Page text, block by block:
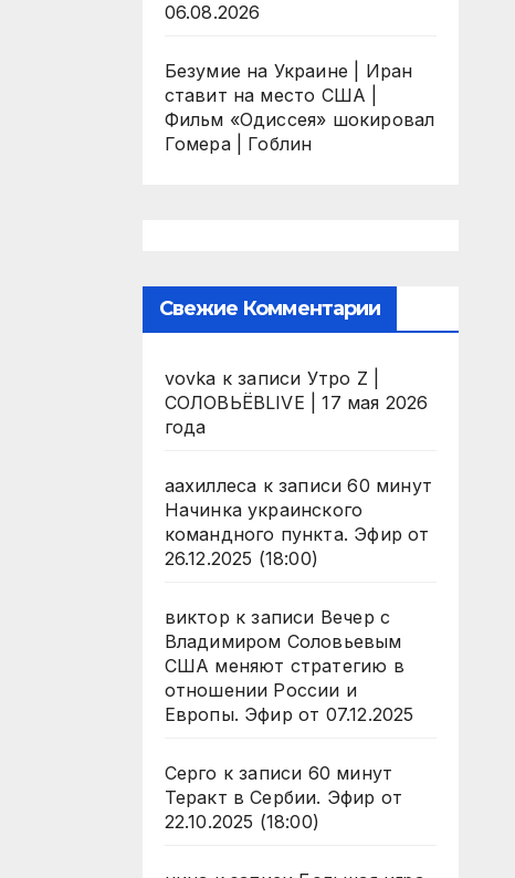
06.08.2026
Безумие на Украине | Иран
ставит на место США |
Фильм «Одиссея» шокировал
Гомера | Гоблин
Свежие Комментарии
vovka к записи Утро Z |
СОЛОВЬЁВLIVE | 17 мая 2026
года
аахиллеса к записи60 минут
Начинка украинского
командного пункта. Эфир от
26.12.2025 (18:00)
виктор к записи Вечер с
Владимиром Соловьевым
США меняют стратегию в
отношении России и
Европы. Эфир от 07.12.2025
Серго к записи 60 минут
Теракт в Сербии. Эфир от
22.10.2025 (18:00)